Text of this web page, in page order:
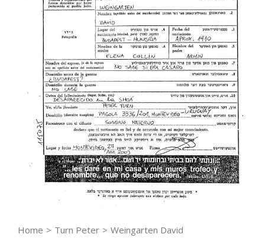
Home > Turn Peter > Weingarten David